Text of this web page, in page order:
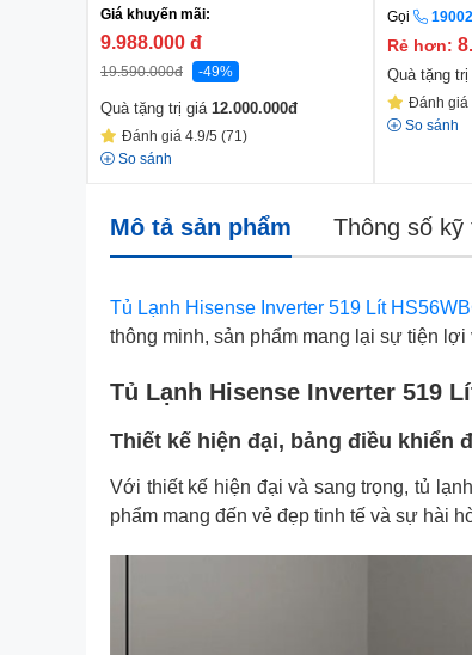
Giá khuyến mãi:
9.988.000 đ
19.590.000đ -49%
Quà tặng trị giá 12.000.000đ
Đánh giá 4.9/5 (71)
So sánh
Gọi
Rẻ hơn:
Quà tặng
Đánh giá
So sánh
Mô tả sản phẩm Thông số kỹ
Tủ Lạnh Hisense Inverter 519 Lít
thông minh, sản phẩm mang lại sự tiện
Tủ Lạnh Hisense Inverter 519
Thiết kế hiện đại, bảng điều khiển
Với thiết kế hiện đại và sang trọng, tủ
phẩm mang đến vẻ đẹp tinh tế và sự hài